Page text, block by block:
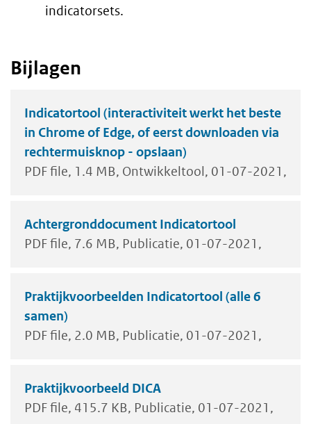
indicatorsets.
Bijlagen
Indicatortool (interactiviteit werkt het beste
in Chrome of Edge, of eerst downloaden via
rechtermuisknop - opslaan)
PDF file 1.4 MB Ontwikkeltool 01-07-2021
Achtergronddocument Indicatortool
PDF file 7.6 MB Publicatie 01-07-2021
Praktijkvoorbeelden Indicatortool (alle 6
samen)
PDF file 2.0 MB Publicatie 01-07-2021
Praktijkvoorbeeld DICA
PDF file 415.7 KB Publicatie 01-07-2021